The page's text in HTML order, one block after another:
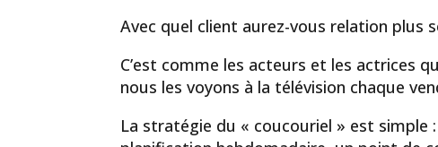
Avec quel client aurez-vous relation plus
C’est comme les acteurs et les actrices
nous les voyons à la télévision chaque
La stratégie du « coucouriel » est simple